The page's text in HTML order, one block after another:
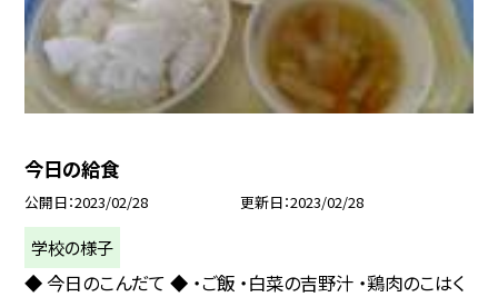
今日の給食
公開日 2023/02/28 更新日 2023/02/28
学校の様子
◆ 今日のこんだて ◆ ・ご飯 ・白菜の吉野汁 ・鶏肉のこはく